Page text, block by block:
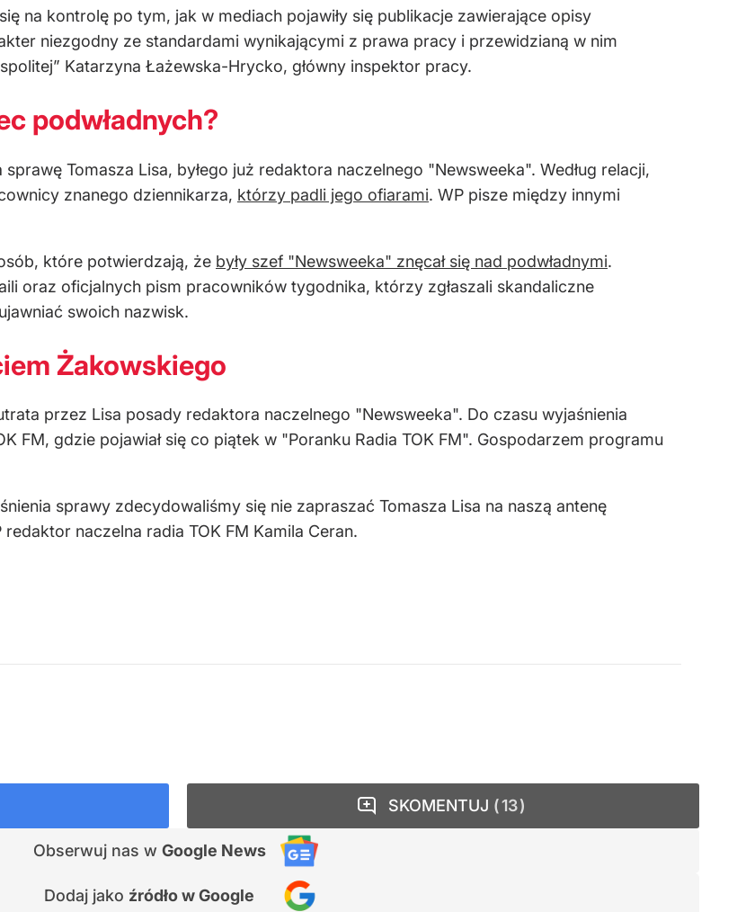
na kontrolę po tym, jak w mediach pojawiły się publikacje zawierające opisy
niezgodny ze standardami wynikającymi z prawa pracy i przewidzianą w nim
Katarzyna Łażewska-Hrycko, główny inspektor pracy.
podwładnych?
Tomasza Lisa, byłego już redaktora naczelnego "Newsweeka". Według relacji,
znanego dziennikarza, którzy padli jego ofiarami. WP pisze między innymi
które potwierdzają, że były szef "Newsweeka" znęcał się nad podwładnymi.
oraz oficjalnych pism pracowników tygodnika, którzy zgłaszali skandaliczne
swoich nazwisk.
Żakowskiego
przez Lisa posady redaktora naczelnego "Newsweeka". Do czasu wyjaśnienia
FM, gdzie pojawiał się co piątek w "Poranku Radia TOK FM". Gospodarzem programu
sprawy zdecydowaliśmy się nie zapraszać Tomasza Lisa na naszą antenę
naczelna radia TOK FM Kamila Ceran.
Obserwuj nas w Google News
Dodaj jako źródło w Google
SKOMENTUJ 13